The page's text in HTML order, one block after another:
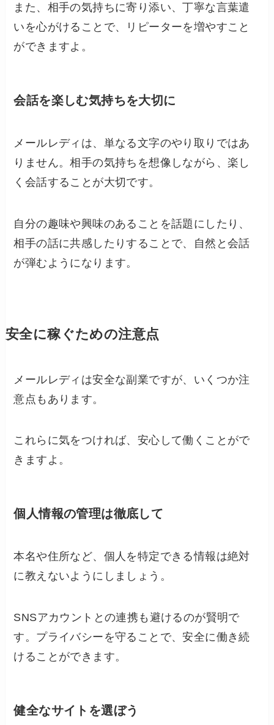
また、相手の気持ちに寄り添い、丁寧な言葉遣
いを心がけることで、リピーターを増やすこと
ができますよ。
会話を楽しむ気持ちを大切に
メールレディは、単なる文字のやり取りではあ
りません。相手の気持ちを想像しながら、楽し
く会話することが大切です。
自分の趣味や興味のあることを話題にしたり、
相手の話に共感したりすることで、自然と会話
が弾むようになります。
安全に稼ぐための注意点
メールレディは安全な副業ですが、いくつか注
意点もあります。
これらに気をつければ、安心して働くことがで
きますよ。
個人情報の管理は徹底して
本名や住所など、個人を特定できる情報は絶対
に教えないようにしましょう。
SNSアカウントとの連携も避けるのが賢明で
す。プライバシーを守ることで、安全に働き続
けることができます。
健全なサイトを選ぼう